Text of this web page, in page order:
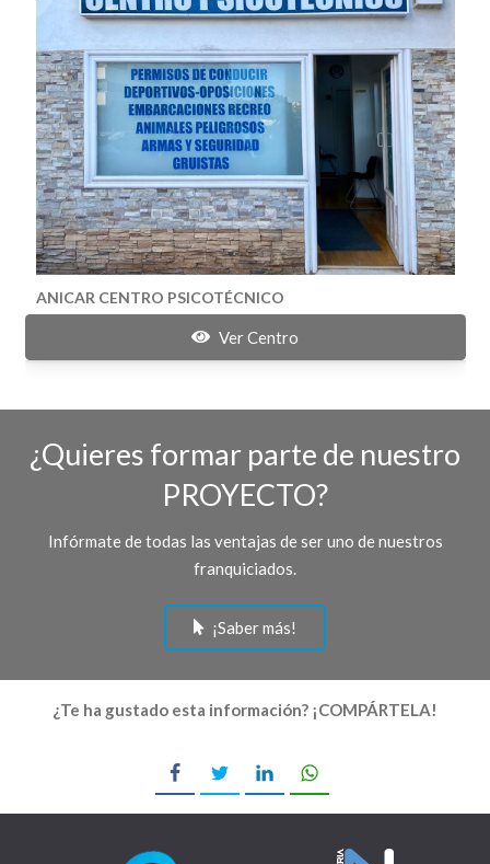
ANICAR CENTRO PSICOTÉCNICO
Ver Centro
¿Quieres formar parte de nuestro
PROYECTO?
Infórmate de todas las ventajas de ser uno de nuestros
franquiciados.
¡Saber más!
¿Te ha gustado esta información? ¡COMPÁRTELA!